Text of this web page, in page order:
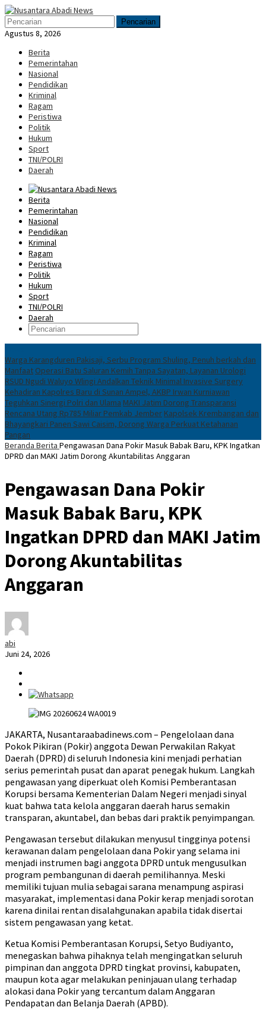
Loncat
ke
konten
Menu
Mobile
Pencarian
Agustus 8, 2026
Berita
Pemerintahan
Nasional
Pendidikan
Kriminal
Ragam
Peristiwa
Politik
Hukum
Sport
TNI/POLRI
Daerah
Berita
Pemerintahan
Nasional
Pendidikan
Kriminal
Ragam
Peristiwa
Politik
Hukum
Sport
TNI/POLRI
Daerah
Warga Karangduren Pakisaji, Serbu Program Shuling, Penuh berkah dan
Manfaat Operasi Batu Saluran Kemih Tanpa Sayatan, Layanan Urologi
RSUD Ngudi Waluyo Wlingi Andalkan Teknik Minimal Invasive Surgery
Kehadiran Kapolres Baru di Sunan Ampel, AKBP Irwan Kurniawan
Teguhkan Sinergi Polri dan Ulama MAKI Jatim Dorong Transparansi
Rencana Utang Rp785 Miliar Pemkab Jember Kapolsek Krembangan dan
Bhayangkari Panen Sawi Caisim, Dorong Warga Perkuat Ketahanan
Pangan
Beranda Berita Pengawasan Dana Pokir Masuk Babak Baru, KPK Ingatkan
DPRD dan MAKI Jatim Dorong Akuntabilitas Anggaran
Pengawasan Dana Pokir
Masuk Babak Baru, KPK
Ingatkan DPRD dan MAKI Jatim
Dorong Akuntabilitas
Anggaran
abi
Juni 24, 2026
JAKARTA, Nusantaraabadinews.com – Pengelolaan dana
Pokok Pikiran (Pokir) anggota Dewan Perwakilan Rakyat
Daerah (DPRD) di seluruh Indonesia kini menjadi perhatian
serius pemerintah pusat dan aparat penegak hukum. Langkah
pengawasan yang diperkuat oleh Komisi Pemberantasan
Korupsi bersama Kementerian Dalam Negeri menjadi sinyal
kuat bahwa tata kelola anggaran daerah harus semakin
transparan, akuntabel, dan bebas dari praktik penyimpangan.
Pengawasan tersebut dilakukan menyusul tingginya potensi
kerawanan dalam pengelolaan dana Pokir yang selama ini
menjadi instrumen bagi anggota DPRD untuk mengusulkan
program pembangunan di daerah pemilihannya. Meski
memiliki tujuan mulia sebagai sarana menampung aspirasi
masyarakat, implementasi dana Pokir kerap menjadi sorotan
karena dinilai rentan disalahgunakan apabila tidak disertai
sistem pengawasan yang ketat.
Ketua Komisi Pemberantasan Korupsi, Setyo Budiyanto,
menegaskan bahwa pihaknya telah mengingatkan seluruh
pimpinan dan anggota DPRD tingkat provinsi, kabupaten,
maupun kota agar melakukan peninjauan ulang terhadap
alokasi dana Pokir yang tercantum dalam Anggaran
Pendapatan dan Belanja Daerah (APBD).